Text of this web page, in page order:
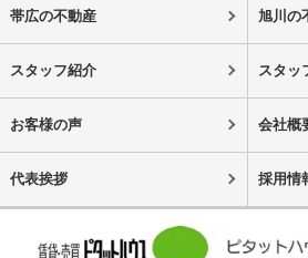
帯広の不動産 旭川の
スタッフ紹介 スタッ
お客様の声 会社概
代表挨拶 採用情